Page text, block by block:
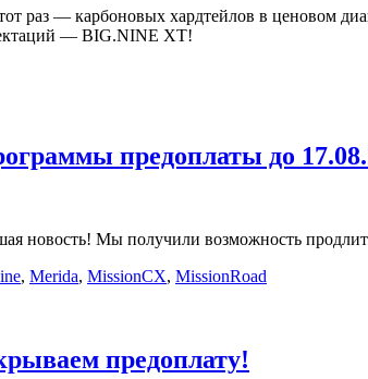
раз — карбоновых хардтейлов в ценовом
— BIG.NINE XT!
предоплаты до
новость! Мы получили возможность
, Merida, MissionCX, MissionRoad
предоплату!